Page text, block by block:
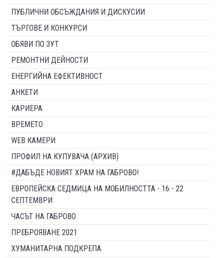
ПУБЛИЧНИ ОБСЪЖДАНИЯ И ДИСКУСИИ
ТЪРГОВЕ И КОНКУРСИ
ОБЯВИ ПО ЗУТ
РЕМОНТНИ ДЕЙНОСТИ
ЕНЕРГИЙНА ЕФЕКТИВНОСТ
АНКЕТИ
КАРИЕРА
ВРЕМЕТО
WEB КАМЕРИ
ПРОФИЛ НА КУПУВАЧА (АРХИВ)
#ДАБЪДЕ НОВИЯТ ХРАМ НА ГАБРОВО!
ЕВРОПЕЙСКА СЕДМИЦА НА МОБИЛНОСТТА - 16 - 22
СЕПТЕМВРИ
ЧАСЪТ НА ГАБРОВО
ПРЕБРОЯВАНЕ 2021
ХУМАНИТАРНА ПОДКРЕПА